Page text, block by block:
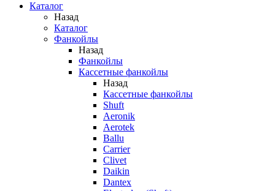
Каталог
Назад
Каталог
Фанкойлы
Назад
Фанкойлы
Кассетные фанкойлы
Назад
Кассетные фанкойлы
Shuft
Aeronik
Aerotek
Ballu
Carrier
Clivet
Daikin
Dantex